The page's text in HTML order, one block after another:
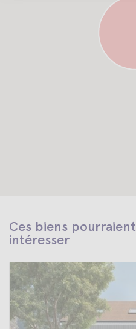
Ces biens
intéresser